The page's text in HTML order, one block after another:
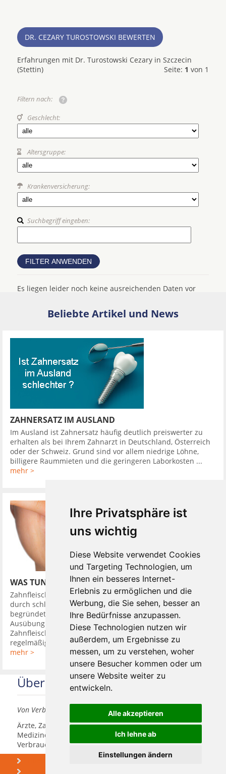
Ihre Privatsphäre ist
uns wichtig
Diese Website verwendet Cookies
und Targeting Technologien, um
Ihnen ein besseres Internet-
Erlebnis zu ermöglichen und die
Werbung, die Sie sehen, besser an
Ihre Bedürfnisse anzupassen.
Diese Technologien nutzen wir
außerdem, um Ergebnisse zu
messen, um zu verstehen, woher
unsere Besucher kommen oder um
unsere Website weiter zu
entwickeln.
Alle akzeptieren
Ich lehne ab
Einstellungen ändern
DR. CEZARY TUROSTOWSKI BEWERTEN
Erfahrungen mit Dr. Turostowski Cezary in Szczecin
(Stettin)
Seite: 1 von 1
Filtern nach:
Geschlecht:
Altersgruppe:
Krankenversicherung:
Suchbegriff eingeben:
Es liegen leider noch keine ausreichenden Daten vor
Beliebte Artikel und News
ZAHNERSATZ IM AUSLAND
Im Ausland ist Zahnersatz häufig deutlich preiswerter zu
erhalten als bei Ihrem Zahnarzt in Deutschland, Österreich
oder der Schweiz. Grund sind vor allem niedrige Löhne,
billigere Raummieten und die geringeren Laborkosten ...
mehr >
WAS TUN BEI ZAHNFLEISCHBLUTEN
Zahnfleischbluten ist ein ernstes Warnsignal das meistens
durch schlechte oder schlicht kaum vorhandene Mundpflege
begründet ist. Blutet das Zahnfleisch beim Putzen oder bei
Ausübung von Druck, ist das meistens ein Zeichen für eine
Zahnfleischentzündung, die sogenannte Gingivitis. Durch
regelmäßige ...
mehr >
Über uns
Von Verbrauchern für Verbraucher
Ärzte, Zahnärzte, Akustiker und andere
Medizindienstleister haben hier die Möglichkeit, sich
Verbrauchern vorzustellen.
Praxismarketing